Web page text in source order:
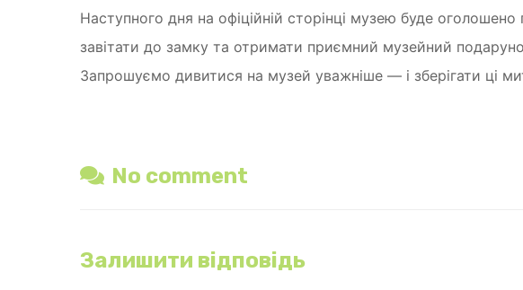
Наступного дня на офіційній сторінці музею буде
завітати до замку та отримати приємний музейний
Запрошуємо дивитися на музей уважніше — і зберігати ці
No comment
Залишити відповідь